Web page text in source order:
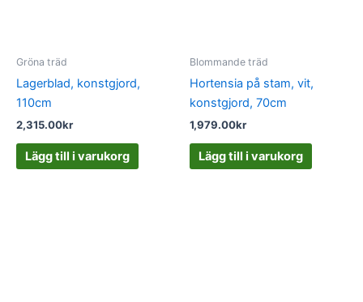
Gröna träd
Lagerblad, konstgjord,
110cm
2,315.00kr
Lägg till i varukorg
Blommande träd
Hortensia på stam, vit,
konstgjord, 70cm
1,979.00kr
Lägg till i varukorg